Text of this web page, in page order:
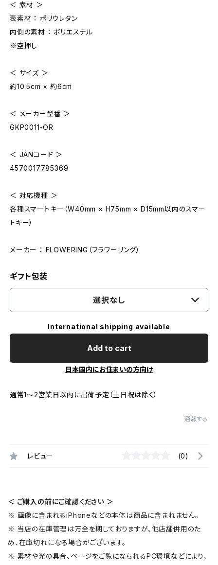
＜ 素材 ＞
表素材 ： ポリウレタン
内側の素材 ： ポリエステル
※空押し
＜ サイズ ＞
約10.5cm × 約6cm
＜ メーカー型番 ＞
GKP0011-OR
＜ JANコード ＞
4570017785369
＜ 対応機種 ＞
各種スマートキー（W40mm × H75mm × D15mm以内のスマー
トキー）
メーカー ： FLOWERING（フラワーリング）
ギフト包装
選択なし
International shipping available
Add to cart
日本国内にお住まいの方向け
通常1～2営業日以内に出荷予定（土日祝は除く）
通報する
レビュー (0)
＜ ご購入の前にご確認ください ＞
※ 画像に含まれるiPhoneなどの本体は商品に含まれません。
※ 当店の在庫管理は万全を期しておりますが、他店舗併用のた
め、在庫切れになる場合がございます。
※ 素材や光の具合、ページをご覧になられるPC環境などにより、